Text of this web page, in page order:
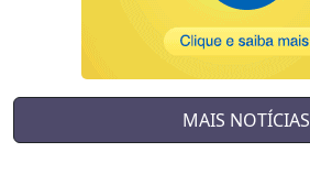
MAIS NOTÍCIAS